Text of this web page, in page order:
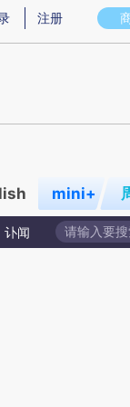
实意图存在偏差。不
注册
mini+
讣闻